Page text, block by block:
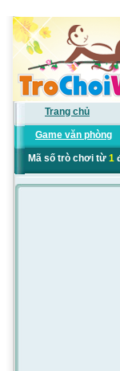
Trang chủ
Game văn phòng
Mã số trò chơi từ 1